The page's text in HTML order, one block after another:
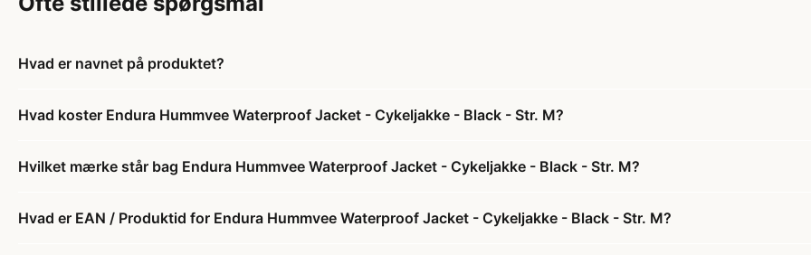
Hvad er navnet på produktet?
Hvad koster Endura Hummvee Waterproof Jacket - Cykeljakke - Black - Str. M?
Hvilket mærke står bag Endura Hummvee Waterproof Jacket - Cykeljakke - Black - Str. M?
Hvad er EAN / Produktid for Endura Hummvee Waterproof Jacket - Cykeljakke - Black - Str. M?